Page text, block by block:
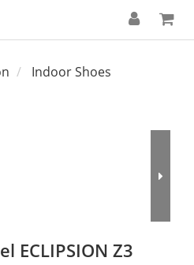
Indoor Shoes
ECLIPSION Z3